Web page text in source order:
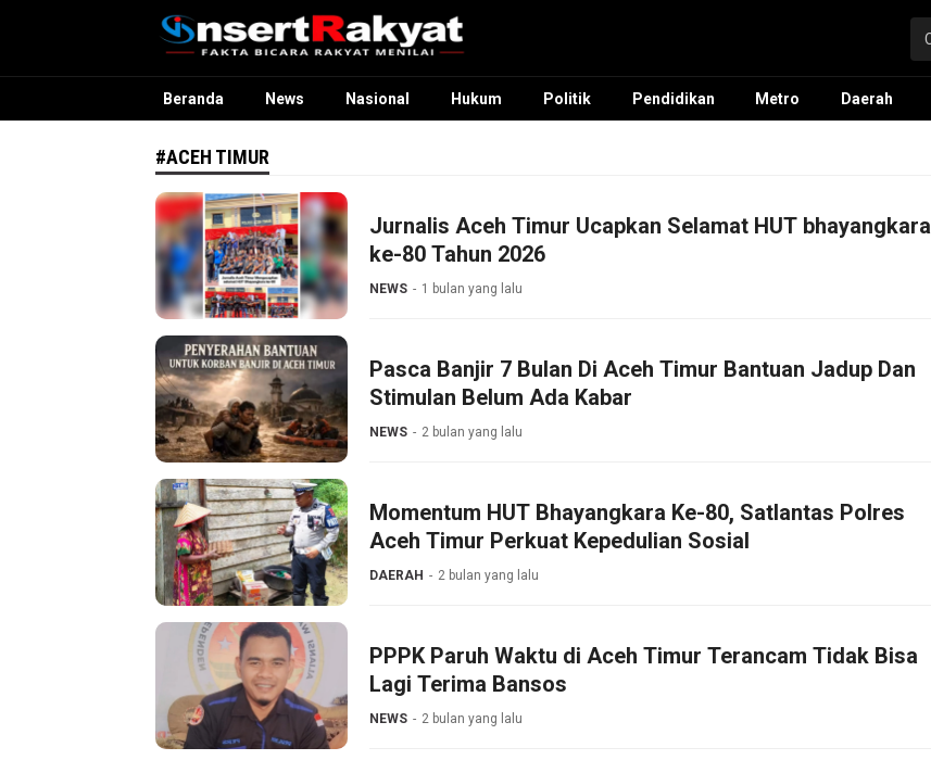
InsertRakyat.com
Fakta Bicara Rakyat Menilai
Beranda News Nasional Hukum Politik Pendidikan Metro Daerah
#ACEH TIMUR
Jurnalis Aceh Timur Ucapkan Selamat HUT bhayangkara
ke-80 Tahun 2026
NEWS 1 bulan yang lalu
Pasca Banjir 7 Bulan Di Aceh Timur Bantuan Jadup Dan
Stimulan Belum Ada Kabar
NEWS 2 bulan yang lalu
Momentum HUT Bhayangkara Ke-80, Satlantas Polres
Aceh Timur Perkuat Kepedulian Sosial
DAERAH 2 bulan yang lalu
PPPK Paruh Waktu di Aceh Timur Terancam Tidak Bisa
Lagi Terima Bansos
NEWS 2 bulan yang lalu